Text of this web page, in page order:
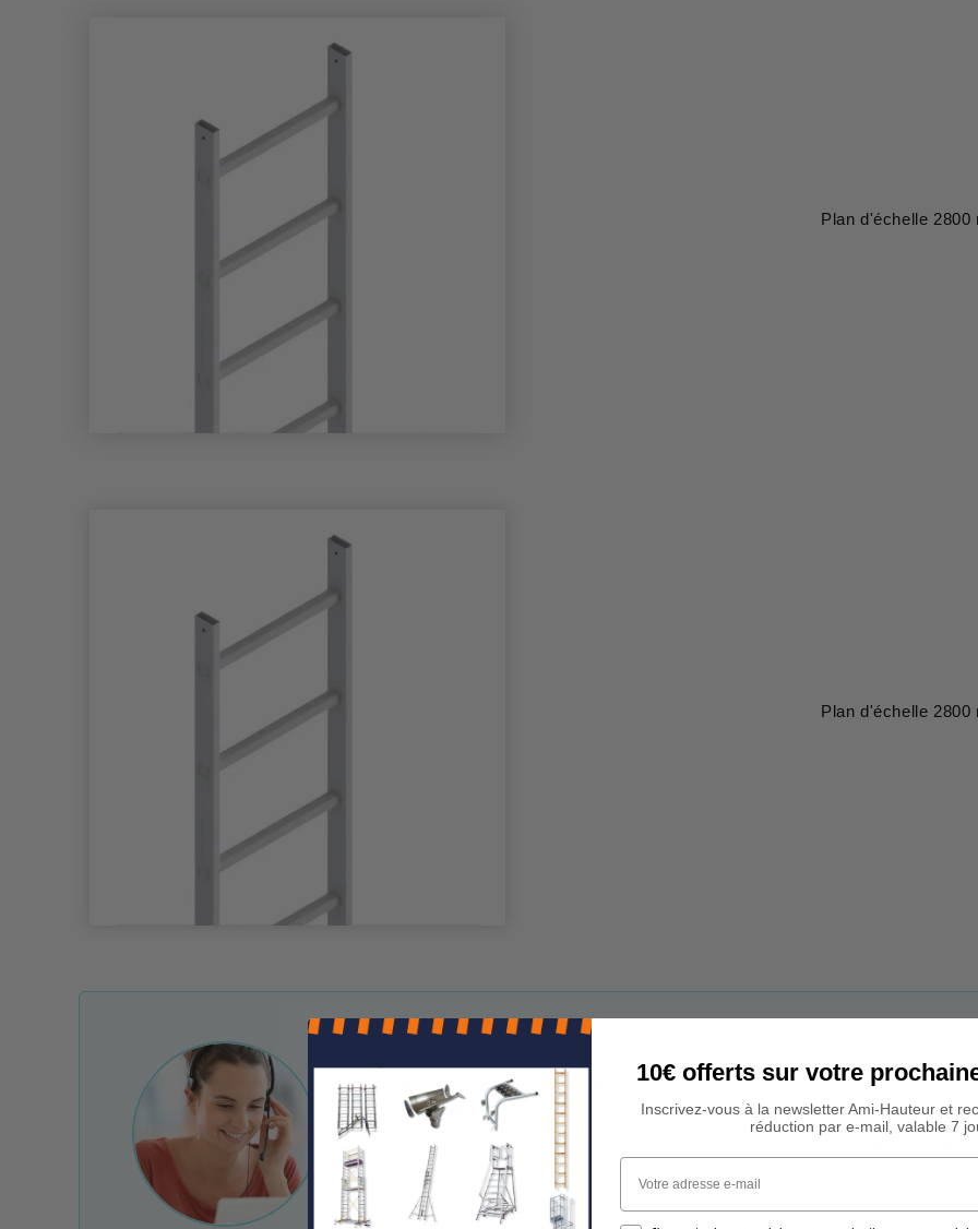
Plan d'échelle 2800
Plan d'échelle 2800
Une question ? Un conseil ?
Nos conseillers sont à votre écoute !
Notre service client est à votre disposition du lundi au vendredi de 9h00 à 17h00
e-mail et chat.
10€ offerts sur votre
Inscrivez-vous à la newsletter Ami-Hauteur et
réduction par e-mail, valable 7
Votre adresse e-mail